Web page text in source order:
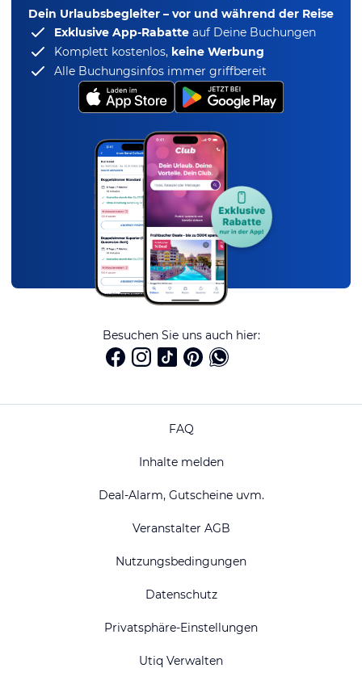
Dein Urlaubsbegleiter – vor und während der Reise
Exklusive App-Rabatte auf Deine Buchungen
Komplett kostenlos, keine Werbung
Alle Buchungsinfos immer griffbereit
Besuchen Sie uns auch hier:
FAQ
Inhalte melden
Deal-Alarm, Gutscheine uvm.
Veranstalter AGB
Nutzungsbedingungen
Datenschutz
Privatsphäre-Einstellungen
Utiq Verwalten